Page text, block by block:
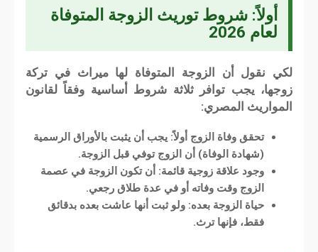
أولاً: شروط توريث الزوجة المتوفاة
لعام 2026
لكي نقول أن الزوجة المتوفاة لها ميراث في تركة
زوجها، يجب توافر ثلاثة شروط أساسية وفقاً لقانون
المواريث المصري:
تحقق وفاة الزوج أولاً:يجب أن يثبت بالأوراق الرسمية
(شهادة الوفاة) أن الزوج توفي قبل الزوجة.
وجود علاقة زوجية قائمة:أن تكون الزوجة في عصمة
الزوج وقت وفاته أو في عدة طلاق رجعي.
حياة الزوجة بعده:ولو ثبت أنها عاشت بعده بدقائق
فقط، فإنها ترث.